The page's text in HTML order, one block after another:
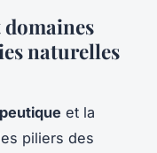
naturelles
et la
piliers des